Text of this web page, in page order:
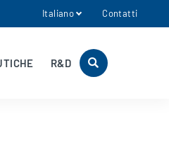
Italiano Contatti
R&D